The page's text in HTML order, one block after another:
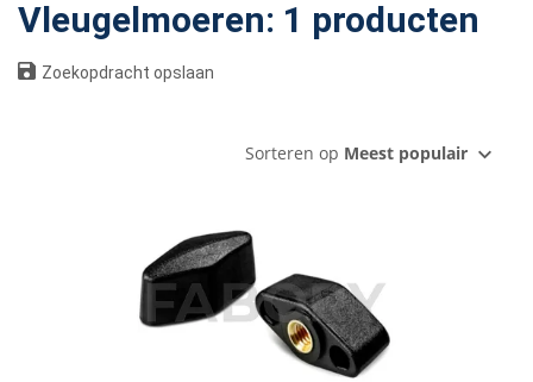
Vleugelmoeren: 1 producten
Zoekopdracht opslaan
Sorteren op Meest populair